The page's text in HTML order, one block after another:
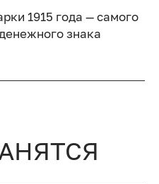
1915 года — самого
знака